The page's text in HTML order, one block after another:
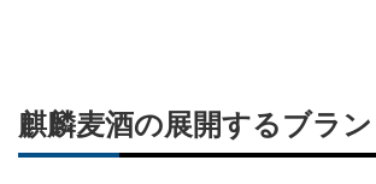
麒麟麦酒の展開するブラ